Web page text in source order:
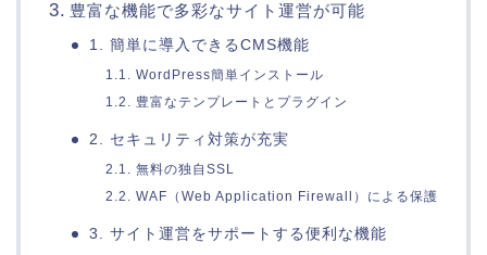
豊富な機能で多彩なサイト運営が可能
1. 簡単に導入できるCMS機能
1.1. WordPress簡単インストール
1.2. 豊富なテンプレートとプラグイン
2. セキュリティ対策が充実
2.1. 無料の独自SSL
2.2. WAF（Web Application Firewall）による保護
3. サイト運営をサポートする便利な機能